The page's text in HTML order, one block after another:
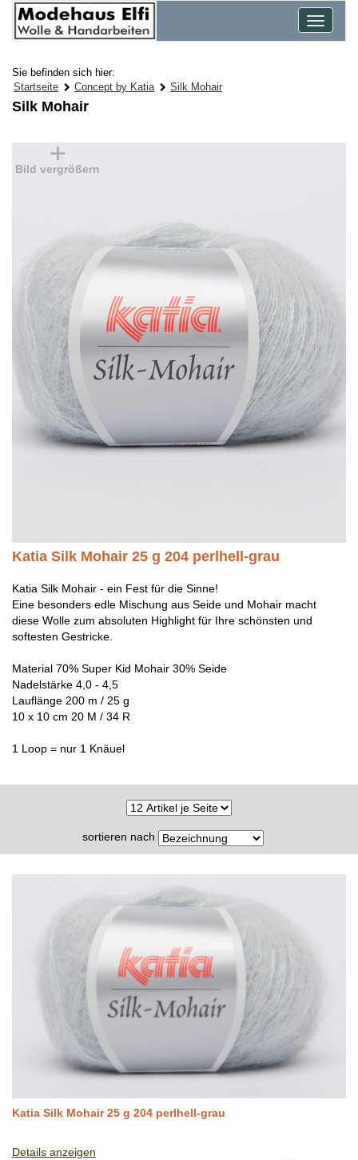
Toggle
Sie befinden sich hier:
Startseite
Concept by Katia Silk Mohair
Silk Mohair
Bild vergrößern
Katia Silk Mohair 25 g 204 perlhell-grau
Katia Silk Mohair - ein Fest für die Sinne!
Eine besonders edle Mischung aus Seide und Mohair macht
diese Wolle zum absoluten Highlight für Ihre schönsten und
softesten Gestricke.
Material 70% Super Kid Mohair 30% Seide
Nadelstärke 4,0 - 4,5
Lauflänge 200 m / 25 g
10 x 10 cm 20 M / 34 R
1 Loop = nur 1 Knäuel
sortieren nach
Katia Silk Mohair 25 g 204 perlhell-grau
Details anzeigen